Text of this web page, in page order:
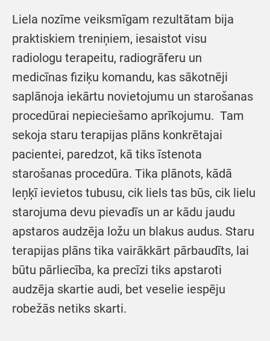
Liela nozīme veiksmīgam rezultātam bija
praktiskiem treniņiem, iesaistot visu
radiologu terapeitu, radiogrāferu un
medicīnas fiziķu komandu, kas sākotnēji
saplānoja iekārtu novietojumu un starošanas
procedūrai nepieciešamo aprīkojumu. Tam
sekoja staru terapijas plāns konkrētajai
pacientei, paredzot, kā tiks īstenota
starošanas procedūra. Tika plānots, kādā
leņķī ievietos tubusu, cik liels tas būs, cik lielu
starojuma devu pievadīs un ar kādu jaudu
apstaros audzēja ložu un blakus audus. Staru
terapijas plāns tika vairākkārt pārbaudīts, lai
būtu pārliecība, ka precīzi tiks apstaroti
audzēja skartie audi, bet veselie iespēju
robežās netiks skarti.